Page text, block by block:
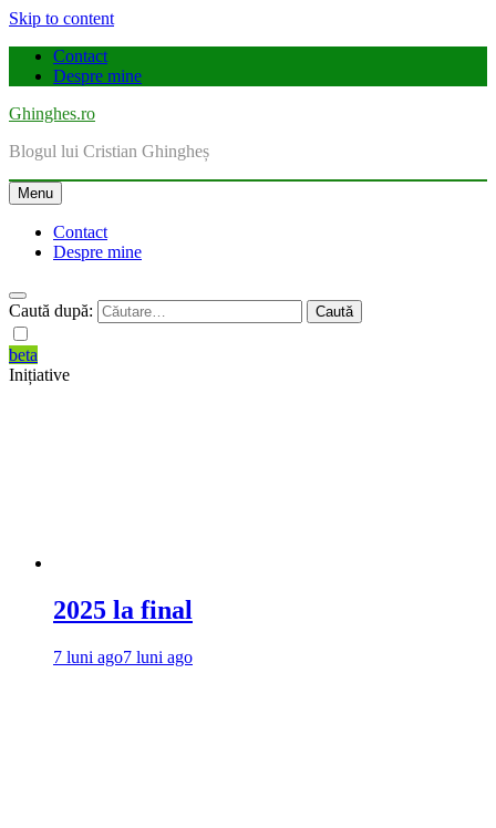
Skip to content
Contact
Despre mine
Ghinghes.ro
Blogul lui Cristian Ghingheș
Menu
Contact
Despre mine
Caută după:
beta
Inițiative
2025 la final
7 luni ago7 luni ago